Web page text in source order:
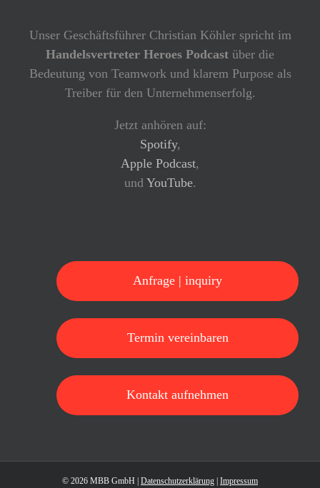
Unser Geschäftsführer Christian Köhler spricht im
Handelsvertreter Heroes Podcast über die
Bedeutung von Teamwork und klarem Purpose als
Treiber für den Unternehmenserfolg.
Jetzt anhören auf:
Spotify,
Apple Podcast,
und YouTube.
Anfrage | inquiry
Termin vereinbaren
Kontakt aufnehmen
© 2026 MBB GmbH | Datenschutzerklärung | Impressum